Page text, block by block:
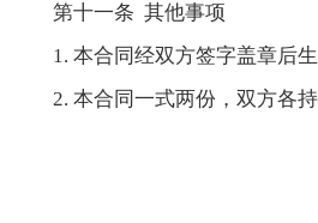
第十一条 其他事项
1. 本合同经双方签字盖章后生
2. 本合同一式两份，双方各持